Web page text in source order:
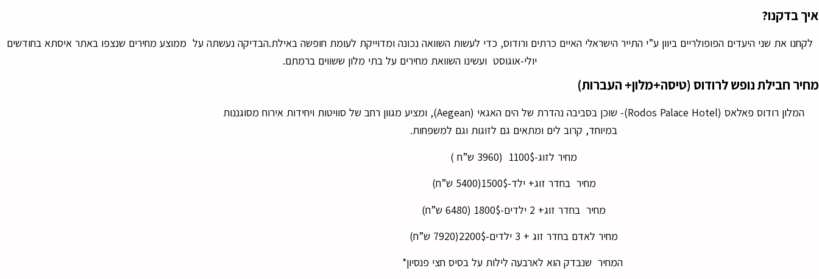
איך בדקנו?
לקחנו את שני היעדים הפופולריים ביוון ע”י התייר הישראלי האיים כרתים ורודוס, כדי לעשות השוואה נכונה ומדוייקת לעומת חופשה באילת.הבדיקה נעשתה על ממוצע מחירים שנצפו באתר איסתא בחודשים
יולי-אוגוסט ועשינו השוואת מחירים על בתי מלון ששווים ברמתם.
מחיר חבילת נופש לרודוס (טיסה+מלון+ העברות)
המלון רודוס פאלאס (Rodos Palace Hotel)- שוכן בסביבה נהדרת של הים האגאי (Aegean), ומציע מגוון רחב של סוויטות ויחידות אירוח מסוגננות
במיוחד, קרוב לים ומתאים גם לזוגות וגם למשפחות.
מחיר לזוג-1100$ (3960 ש”ח )
מחיר בחדר זוג+ ילד-1500$(5400 ש”ח)
מחיר בחדר זוג+ 2 ילדים-1800$ (6480 ש”ח)
מחיר לאדם בחדר זוג + 3 ילדים-2200$(7920 ש”ח)
המחיר שנבדק הוא לארבעה לילות על בסיס חצי פנסיון*